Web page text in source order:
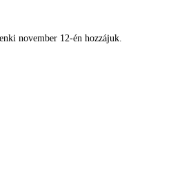
november 12-én hozzájuk.